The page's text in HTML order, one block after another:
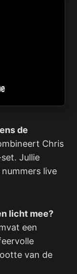
de
Chris
Jullie
live
licht mee?
een
van de